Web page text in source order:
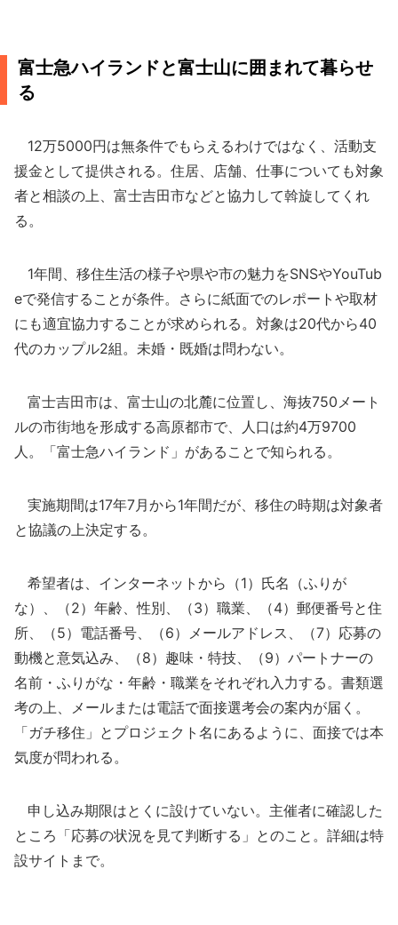
富士急ハイランドと富士山に囲まれて暮らせ
る
12万5000円は無条件でもらえるわけではなく、活動支
援金として提供される。住居、店舗、仕事についても対象
者と相談の上、富士吉田市などと協力して斡旋してくれ
る。
1年間、移住生活の様子や県や市の魅力をSNSやYouTub
eで発信することが条件。さらに紙面でのレポートや取材
にも適宜協力することが求められる。対象は20代から40
代のカップル2組。未婚・既婚は問わない。
富士吉田市は、富士山の北麓に位置し、海抜750メート
ルの市街地を形成する高原都市で、人口は約4万9700
人。「富士急ハイランド」があることで知られる。
実施期間は17年7月から1年間だが、移住の時期は対象者
と協議の上決定する。
希望者は、インターネットから（1）氏名（ふりが
な）、（2）年齢、性別、（3）職業、（4）郵便番号と住
所、（5）電話番号、（6）メールアドレス、（7）応募の
動機と意気込み、（8）趣味・特技、（9）パートナーの
名前・ふりがな・年齢・職業をそれぞれ入力する。書類選
考の上、メールまたは電話で面接選考会の案内が届く。
「ガチ移住」とプロジェクト名にあるように、面接では本
気度が問われる。
申し込み期限はとくに設けていない。主催者に確認した
ところ「応募の状況を見て判断する」とのこと。詳細は特
設サイトまで。